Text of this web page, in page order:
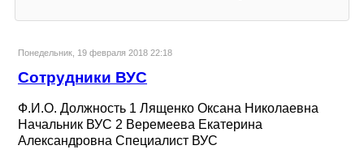
Понедельник, 19 февраля 2018 22:18
Сотрудники ВУС
Ф.И.О. Должность 1 Лященко Оксана Николаевна
Начальник ВУС 2 Веремеева Екатерина
Александровна Специалист ВУС